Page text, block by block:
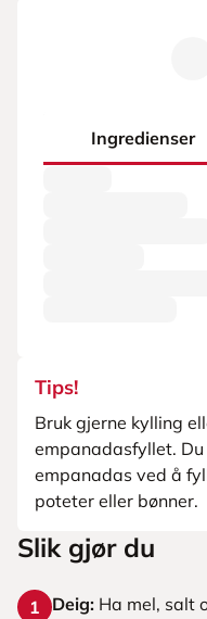
Ingredienser
Tips!
Bruk gjerne kylling
empanadasfyllet.
empanadas ved å
poteter eller bønner.
Slik gjør du
1 Deig: Ha mel, salt